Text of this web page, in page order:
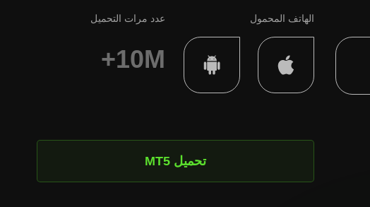
الهاتف المحمول عدد مرات التحميل
10M+
تحميل MT5